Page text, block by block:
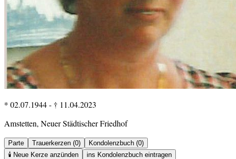
* 02.07.1944- † 11.04.2023
Amstetten, Neuer Städtischer Friedhof
Parte Trauerkerzen (0)
Kondolenzbuch (0)
🕯️ Neue Kerze anzünden ins Kondolenzbuch eintragen